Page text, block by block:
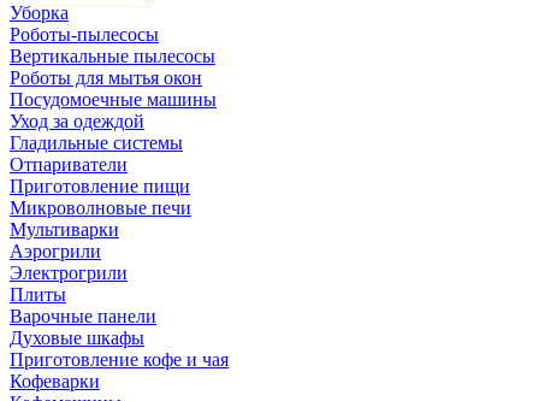
Уборка
Роботы-пылесосы
Вертикальные пылесосы
Роботы для мытья окон
Посудомоечные машины
Уход за одеждой
Гладильные системы
Отпариватели
Приготовление пищи
Микроволновые печи
Мультиварки
Аэрогрили
Электрогрили
Плиты
Варочные панели
Духовые шкафы
Приготовление кофе и чая
Кофеварки